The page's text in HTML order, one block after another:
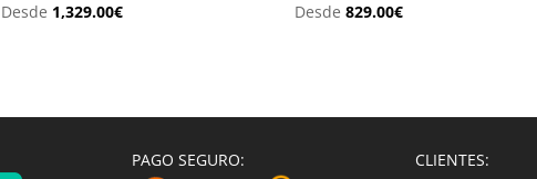
Desde 1,329.00€ Desde829.00€
PAGO SEGURO:
CLIENTES: